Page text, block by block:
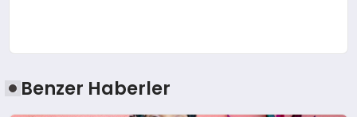
Benzer Haberler